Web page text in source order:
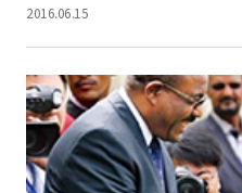
2016.06.15